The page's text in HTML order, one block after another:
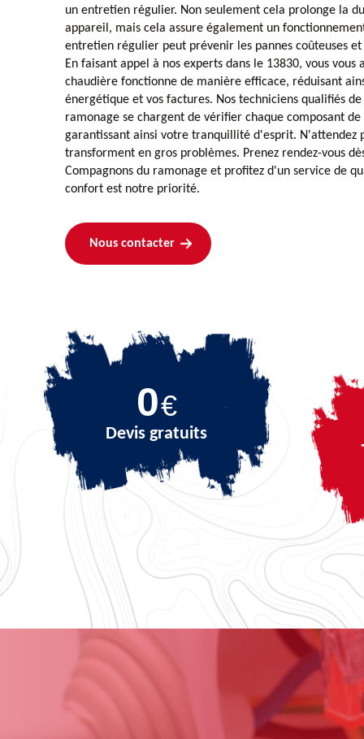
un entretien régulier. Non seulement cela prolonge la
appareil, mais cela assure également un
entretien régulier peut prévenir les pannes coûteuses
En faisant appel à nos experts dans le 13830, vous vous
chaudière fonctionne de manière efficace, réduisant
énergétique et vos factures. Nos techniciens qualifiés de
ramonage se chargent de vérifier chaque composant
garantissant ainsi votre tranquillité d'esprit. N'attendez
transforment en gros problèmes. Prenez rendez-vous
Compagnons du ramonage et profitez d'un service de
confort est notre priorité.
Nous contacter
0€
Devis gratuits